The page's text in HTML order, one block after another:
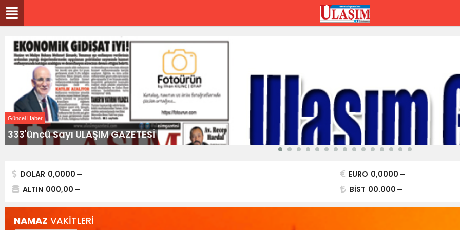
Güncel Haber
333'üncü Sayı ULAŞIM GAZETESİ
DOLAR 0,0000 EURO 0,0000
ALTIN 000,00 BİST 00.000
NAMAZ VAKİTLERİ